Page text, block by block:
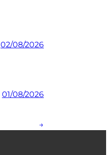
02/08/2026
01/08/2026
→